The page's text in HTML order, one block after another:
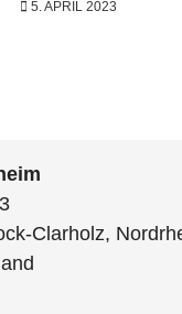
5. APRIL 2023
Clarholz,